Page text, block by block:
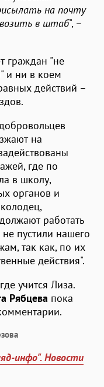
на почту
в штаб", –
граждан "не
и ни в коем
действий –
на
где по
в школу,
органов и
работать
пустили нашего
так как, по их
действия".
учится Лиза.
Рябцева пока
инфо". Новости